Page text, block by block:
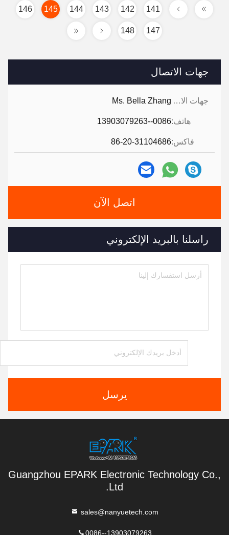
جهات الاتصال
جهات الاتصال: Ms. Bella Zhang
هاتف:0086--13903079263
فاكس:86-20-31104686
اتصل الآن
راسلنا بالبريد الإلكتروني
يرسل
141
142
143
144
145
146
147
148
Guangzhou EPARK Electronic Technology Co.,
Ltd.
sales@nanyuetech.com
0086--13903079263